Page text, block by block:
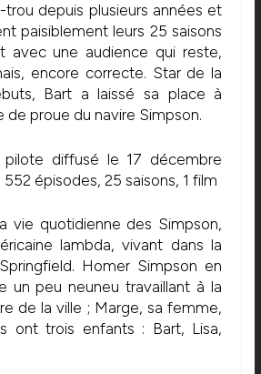
depuis plusieurs années et
paisiblement leurs 25 saisons
avec une audience qui reste,
encore correcte. Star de la
Bart a laissé sa place à
de proue du navire Simpson.
pilote diffusé le 17 décembre
552 épisodes, 25 saisons, 1 film
vie quotidienne des Simpson,
lambda, vivant dans la
Homer Simpson en
un peu neuneu travaillant à la
de la ville ; Marge, sa femme,
ont trois enfants : Bart, Lisa,